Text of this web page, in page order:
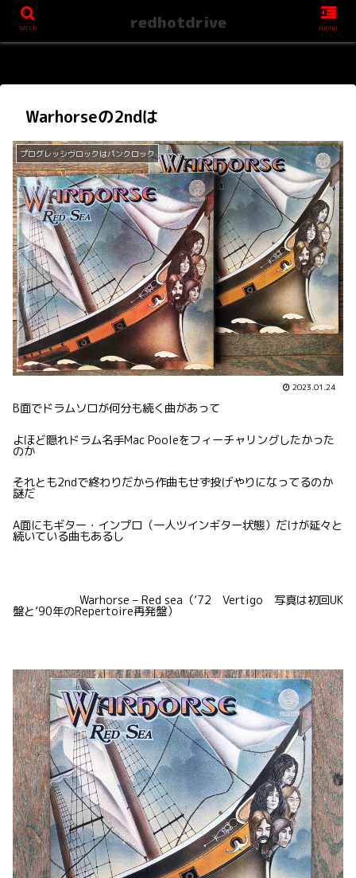
Warhorseの2ndは
プログレッシヴロックはパンクロック
2023.01.24
B面でドラムソロが何分も続く曲があって
よほど隠れドラム名手Mac Pooleをフィーチャリングしたかった
のか
それとも2ndで終わりだから作曲もせず投げやりになってるのか
謎だ
A面にもギター・インプロ（一人ツインギター状態）だけが延々と
続いている曲もあるし
Warhorse – Red sea（’72 Vertigo 写真は初回UK
盤と’90年のRepertoire再発盤）
serch redhotdrive menu